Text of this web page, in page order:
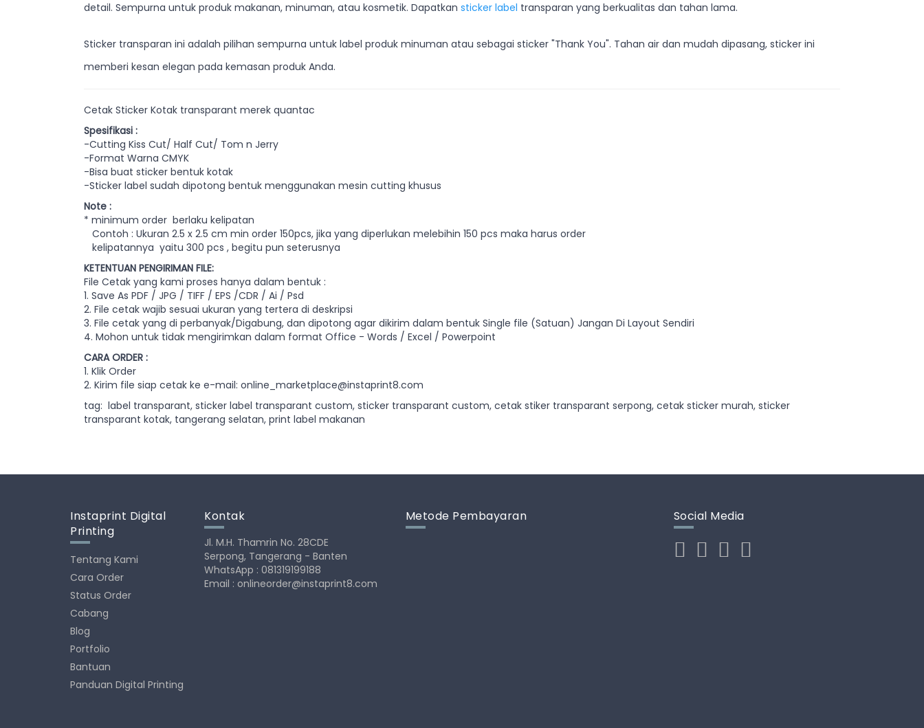
detail. Sempurna untuk produk makanan, minuman, atau kosmetik. Dapatkan sticker label transparan yang berkualitas dan tahan lama.
Sticker transparan ini adalah pilihan sempurna untuk label produk minuman atau sebagai sticker "Thank You". Tahan air dan mudah dipasang, sticker ini
memberi kesan elegan pada kemasan produk Anda.
Cetak Sticker Kotak transparant merek quantac
Spesifikasi :
-Cutting Kiss Cut/ Half Cut/ Tom n Jerry
-Format Warna CMYK
-Bisa buat sticker bentuk kotak
-Sticker label sudah dipotong bentuk menggunakan mesin cutting khusus
Note :
* minimum order berlaku kelipatan
Contoh : Ukuran 2.5 x 2.5 cm min order 150pcs, jika yang diperlukan melebihin 150 pcs maka harus order
kelipatannya yaitu 300 pcs , begitu pun seterusnya
KETENTUAN PENGIRIMAN FILE:
File Cetak yang kami proses hanya dalam bentuk :
1. Save As PDF / JPG / TIFF / EPS /CDR / Ai / Psd
2. File cetak wajib sesuai ukuran yang tertera di deskripsi
3. File cetak yang di perbanyak/Digabung, dan dipotong agar dikirim dalam bentuk Single file (Satuan) Jangan Di Layout Sendiri
4. Mohon untuk tidak mengirimkan dalam format Office - Words / Excel / Powerpoint
CARA ORDER :
1. Klik Order
2. Kirim file siap cetak ke e-mail: online_marketplace@instaprint8.com
tag: label transparant, sticker label transparant custom, sticker transparant custom, cetak stiker transparant serpong, cetak sticker murah, sticker
transparant kotak, tangerang selatan, print label makanan
Instaprint Digital
Printing
Tentang Kami
Cara Order
Status Order
Cabang
Blog
Portfolio
Bantuan
Panduan Digital Printing
Kontak
Jl. M.H. Thamrin No. 28CDE
Serpong, Tangerang - Banten
WhatsApp : 081319199188
Email : onlineorder@instaprint8.com
Metode Pembayaran Social Media